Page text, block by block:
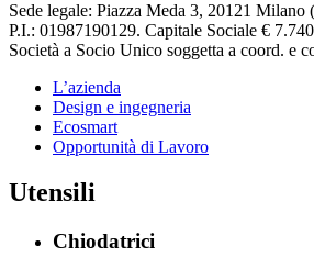
Sede legale: Piazza Meda 3, 20121
P.I.: 01987190129. Capitale Sociale €
Società a Socio Unico soggetta a coord.
L’azienda
Design e ingegneria
Ecosmart
Opportunità di Lavoro
Utensili
Chiodatrici